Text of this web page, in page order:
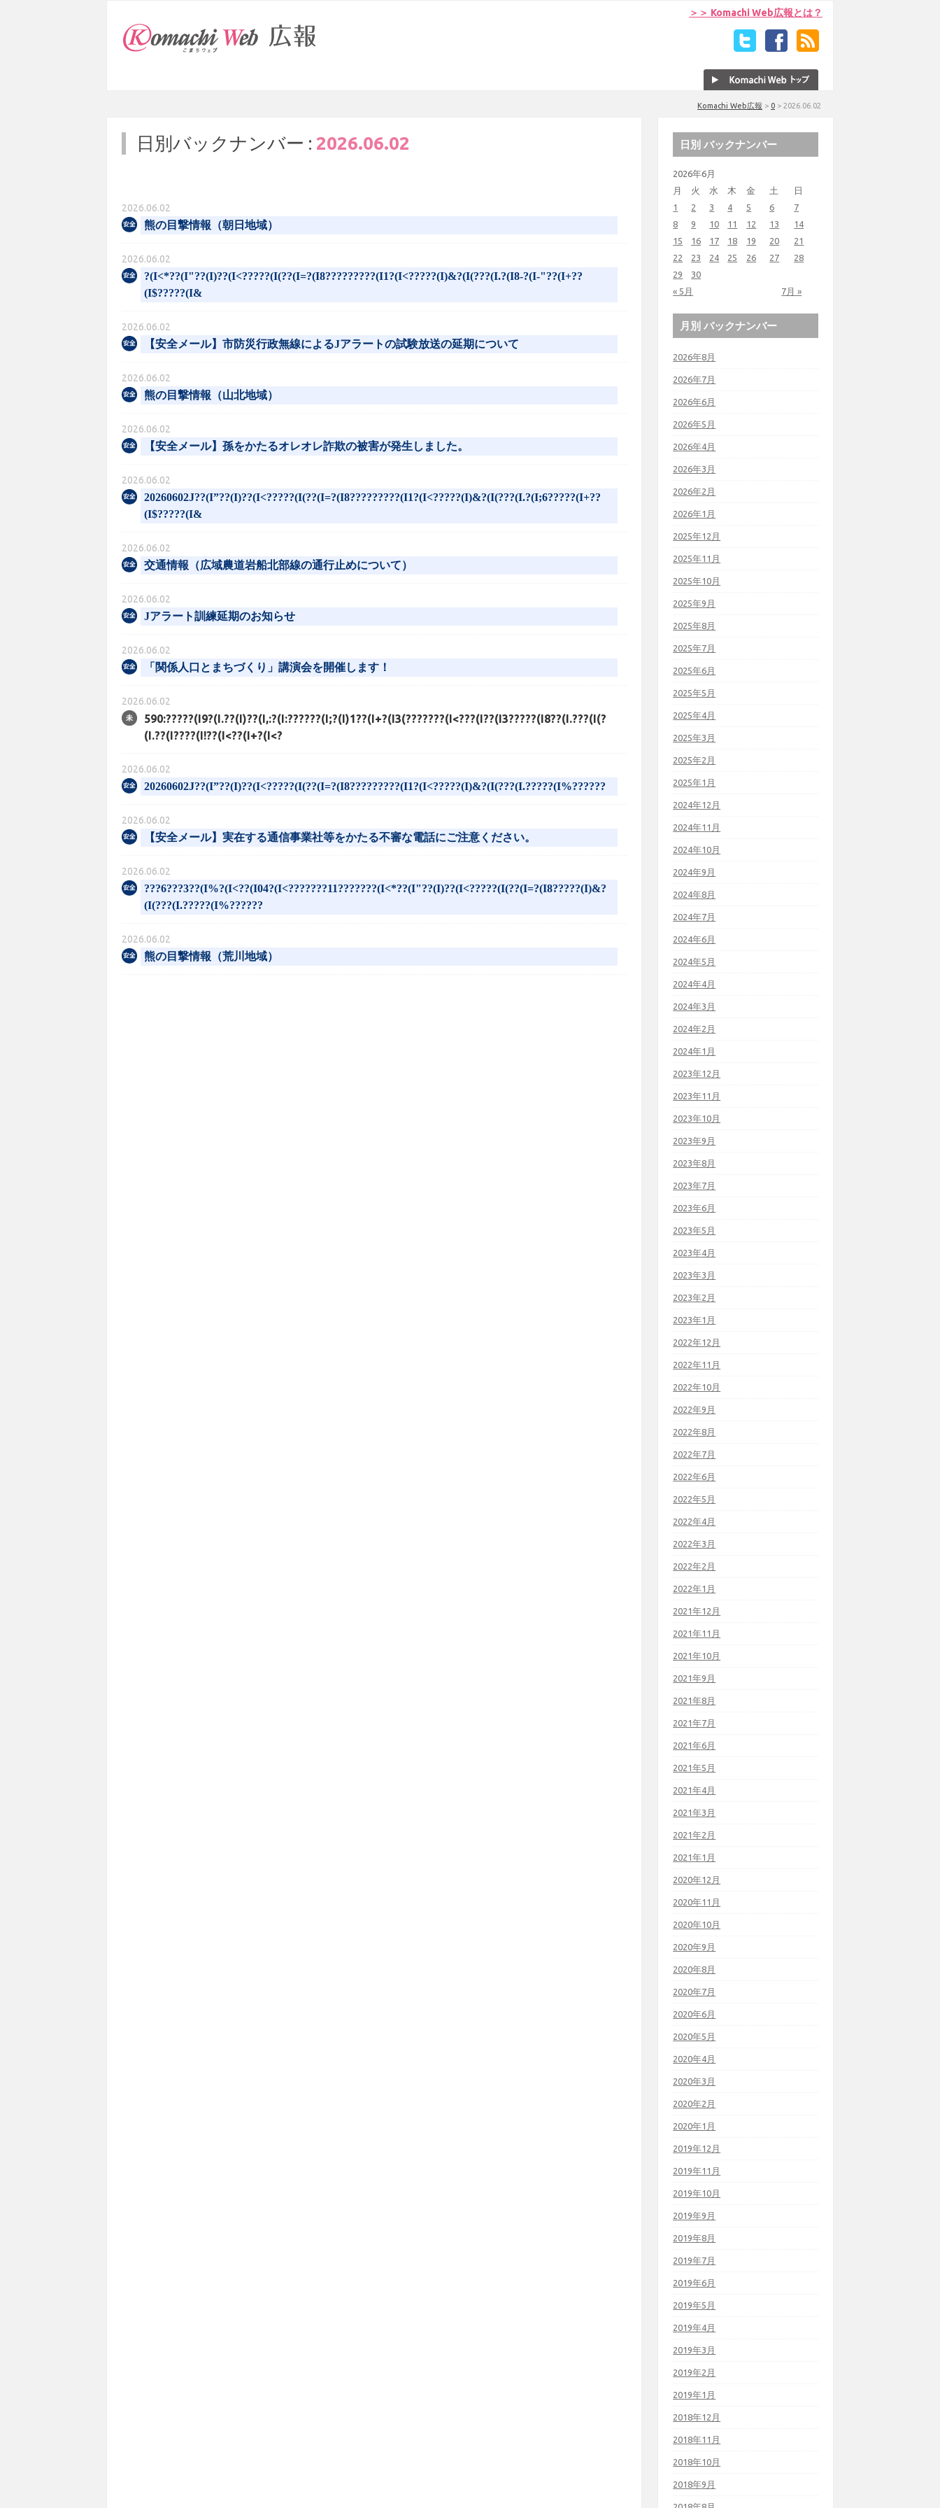
＞＞ Komachi Web広報とは？
Komachi Web広報 > 0 > 2026.06.02
日別バックナンバー : 2026.06.02
2026.06.02
熊の目撃情報（朝日地域）
2026.06.02
?(I<*??(I"??(I)??(I<?????(I(??(I=?(I8?????????(I1?(I<?????(I)&?(I(???(I.?(I8-?(I-"??(I+??
(I$?????(I&
2026.06.02
【安全メール】市防災行政無線によるJアラートの試験放送の延期について
2026.06.02
熊の目撃情報（山北地域）
2026.06.02
【安全メール】孫をかたるオレオレ詐欺の被害が発生しました。
2026.06.02
20260602J??(I”??(I)??(I<?????(I(??(I=?(I8?????????(I1?(I<?????(I)&?(I(???(I.?(I;6?????(I+??
(I$?????(I&
2026.06.02
交通情報（広域農道岩船北部線の通行止めについて）
2026.06.02
Jアラート訓練延期のお知らせ
2026.06.02
「関係人口とまちづくり」講演会を開催します！
2026.06.02
590:?????(I9?(I.??(I)??(I,:?(I:??????(I;?(I)1??(I+?(I3(???????(I<???(I??(I3?????(I8??(I.???(I(?
(I.??(I????(I!??(I<??(I+?(I<?
2026.06.02
20260602J??(I”??(I)??(I<?????(I(??(I=?(I8?????????(I1?(I<?????(I)&?(I(???(I.?????(I%??????
2026.06.02
【安全メール】実在する通信事業社等をかたる不審な電話にご注意ください。
2026.06.02
???6???3??(I%?(I<??(I04?(I<???????11???????(I<*??(I"??(I)??(I<?????(I(??(I=?(I8?????(I)&?
(I(???(I.?????(I%??????
2026.06.02
熊の目撃情報（荒川地域）
日別 バックナンバー
2026年6月
月
火 水 木 金 土 日
« 5月 7月 »
1 2 3 4 5 6
7
8
9 10 11 12 13
14
15
16 17 18 19 20
21
22
23 24 25 26 27
28
29
30
月別 バックナンバー
2026年8月
2026年7月
2026年6月
2026年5月
2026年4月
2026年3月
2026年2月
2026年1月
2025年12月
2025年11月
2025年10月
2025年9月
2025年8月
2025年7月
2025年6月
2025年5月
2025年4月
2025年3月
2025年2月
2025年1月
2024年12月
2024年11月
2024年10月
2024年9月
2024年8月
2024年7月
2024年6月
2024年5月
2024年4月
2024年3月
2024年2月
2024年1月
2023年12月
2023年11月
2023年10月
2023年9月
2023年8月
2023年7月
2023年6月
2023年5月
2023年4月
2023年3月
2023年2月
2023年1月
2022年12月
2022年11月
2022年10月
2022年9月
2022年8月
2022年7月
2022年6月
2022年5月
2022年4月
2022年3月
2022年2月
2022年1月
2021年12月
2021年11月
2021年10月
2021年9月
2021年8月
2021年7月
2021年6月
2021年5月
2021年4月
2021年3月
2021年2月
2021年1月
2020年12月
2020年11月
2020年10月
2020年9月
2020年8月
2020年7月
2020年6月
2020年5月
2020年4月
2020年3月
2020年2月
2020年1月
2019年12月
2019年11月
2019年10月
2019年9月
2019年8月
2019年7月
2019年6月
2019年5月
2019年4月
2019年3月
2019年2月
2019年1月
2018年12月
2018年11月
2018年10月
2018年9月